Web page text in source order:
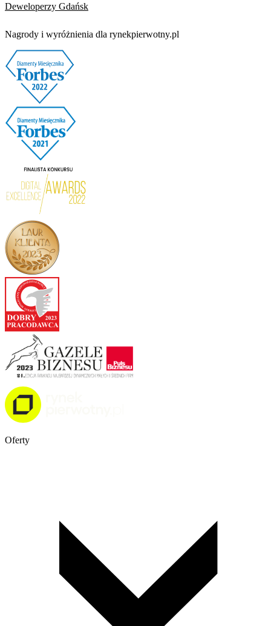
Deweloperzy Gdańsk
Nagrody i wyróżnienia dla rynekpierwotny.pl
Oferty